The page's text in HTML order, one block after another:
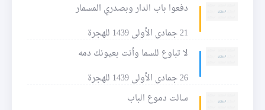
دفعوا باب الدار وبصدري المسمار
21 جمادى الأولى 1439 للهجرة
لا تباوع للسما وأنت بعيونك دمه
26 جمادى الأولى 1439 للهجرة
سالت دموع الباب